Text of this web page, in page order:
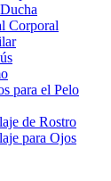
Corporal
para el Pelo
de Rostro
para Ojos